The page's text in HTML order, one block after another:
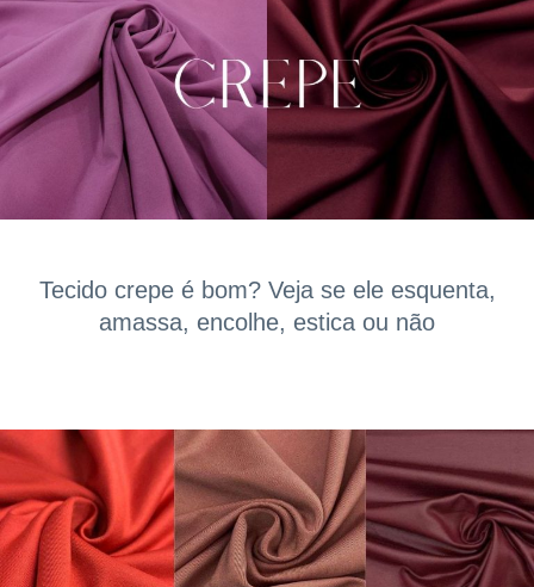
Tecido crepe é bom? Veja se ele esquenta,
amassa, encolhe, estica ou não